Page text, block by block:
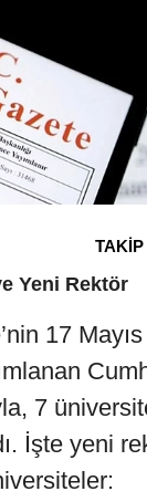
TAKİP
Yeni Rektör
17 Mayıs
7
İşte yeni